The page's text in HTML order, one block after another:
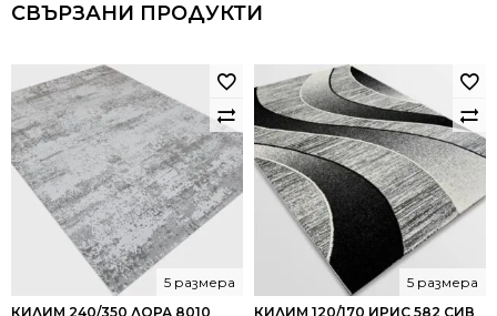
СВЪРЗАНИ ПРОДУКТИ
КИЛИМ 240/350 ЛОРА 8010
5 размера
КИЛИМ 120/170 ИРИС 582 СИВ
5 размера